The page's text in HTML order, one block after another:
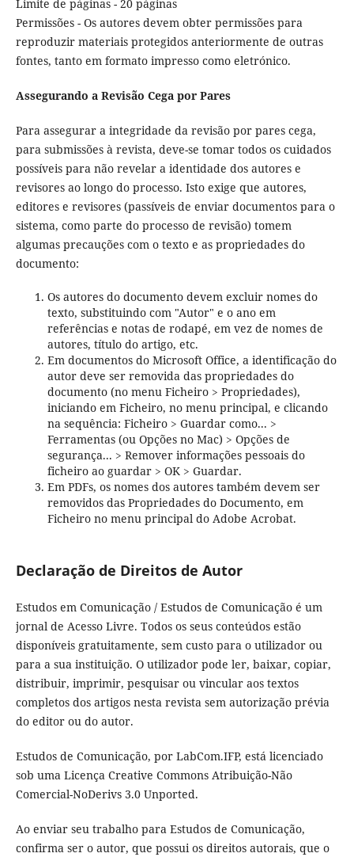
Limite de páginas - 20 páginas
Permissões - Os autores devem obter permissões para
reproduzir materiais protegidos anteriormente de outras
fontes, tanto em formato impresso como eletrónico.
Assegurando a Revisão Cega por Pares
Para assegurar a integridade da revisão por pares cega,
para submissões à revista, deve-se tomar todos os cuidados
possíveis para não revelar a identidade dos autores e
revisores ao longo do processo. Isto exige que autores,
editores e revisores (passíveis de enviar documentos para o
sistema, como parte do processo de revisão) tomem
algumas precauções com o texto e as propriedades do
documento:
Os autores do documento devem excluir nomes do
texto, substituindo com "Autor" e o ano em
referências e notas de rodapé, em vez de nomes de
autores, título do artigo, etc.
Em documentos do Microsoft Office, a identificação do
autor deve ser removida das propriedades do
documento (no menu Ficheiro > Propriedades),
iniciando em Ficheiro, no menu principal, e clicando
na sequência: Ficheiro > Guardar como... >
Ferramentas (ou Opções no Mac) > Opções de
segurança... > Remover informações pessoais do
ficheiro ao guardar > OK > Guardar.
Em PDFs, os nomes dos autores também devem ser
removidos das Propriedades do Documento, em
Ficheiro no menu principal do Adobe Acrobat.
Declaração de Direitos de Autor
Estudos em Comunicação / Estudos de Comunicação é um
jornal de Acesso Livre. Todos os seus conteúdos estão
disponíveis gratuitamente, sem custo para o utilizador ou
para a sua instituição. O utilizador pode ler, baixar, copiar,
distribuir, imprimir, pesquisar ou vincular aos textos
completos dos artigos nesta revista sem autorização prévia
do editor ou do autor.
Estudos de Comunicação, por LabCom.IFP, está licenciado
sob uma Licença Creative Commons Atribuição-Não
Comercial-NoDerivs 3.0 Unported.
Ao enviar seu trabalho para Estudos de Comunicação,
confirma ser o autor, que possui os direitos autorais, que o